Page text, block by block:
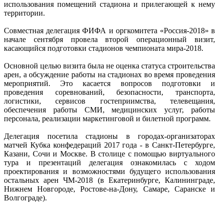
использования помещений стадиона и прилегающей к нему
территории.
Совместная делегация ФИФА и оргкомитета «Россия-2018» в
начале сентября провела второй операционный визит,
касающийся подготовки стадионов чемпионата мира-2018.
Основной целью визита была не оценка статуса строительства
арен, а обсуждение работы на стадионах во время проведения
мероприятий. Это касается вопросов подготовки и
проведения соревнований, безопасности, транспорта,
логистики, сервисов гостеприимства, телевещания,
обеспечения работы СМИ, медицинских услуг, работы
персонала, реализации маркетинговой и билетной программ.
Делегация посетила стадионы в городах-организаторах
матчей Кубка конфедераций 2017 года - в Санкт-Петербурге,
Казани, Сочи и Москве. В столице с помощью виртуального
тура и презентаций делегация ознакомилась с ходом
проектирования и возможностями будущего использования
остальных арен ЧМ-2018 (в Екатеринбурге, Калининграде,
Нижнем Новгороде, Ростове-на-Дону, Самаре, Саранске и
Волгограде).